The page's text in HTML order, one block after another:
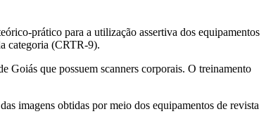
prático para a utilização assertiva dos equipamentos
categoria (CRTR-9).
Goiás que possuem scanners corporais. O treinamento
imagens obtidas por meio dos equipamentos de revista